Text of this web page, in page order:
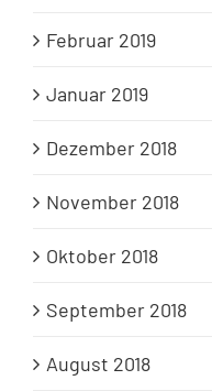
Februar 2019
Januar 2019
Dezember 2018
November 2018
Oktober 2018
September 2018
August 2018